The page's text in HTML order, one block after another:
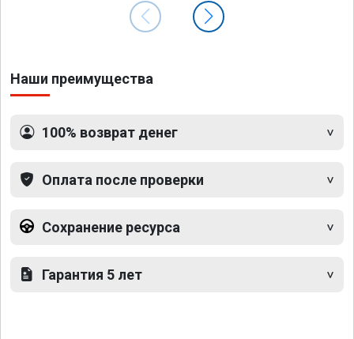
Наши преимущества
100% возврат денег
Оплата после проверки
Сохранение ресурса
Гарантия 5 лет